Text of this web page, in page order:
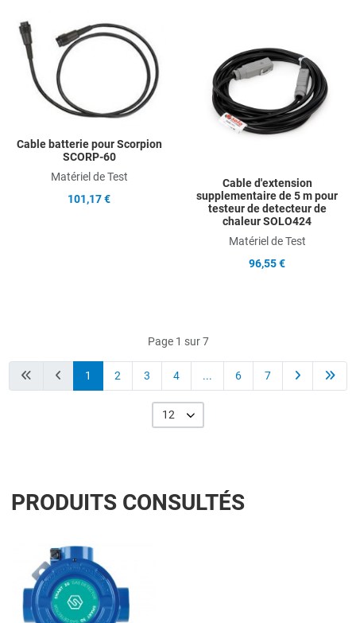
Add to Compare
Quick View
Cable batterie pour Scorpion
SCORP-60
Matériel de Test
101,17 €
Cable d'extension
supplementaire de 5 m pour
testeur de detecteur de
chaleur SOLO424
Matériel de Test
96,55 €
Page 1 sur 7
1 2 3 4 ... 6 7
12
PRODUITS CONSULTÉS